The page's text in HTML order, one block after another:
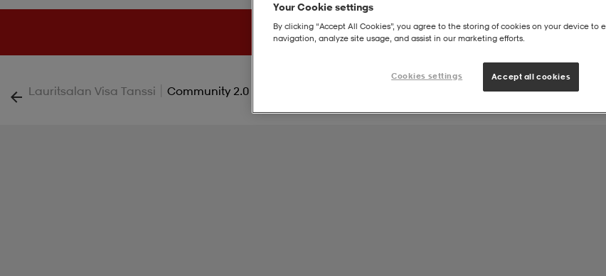
Joukkueen tuote:
Lauritsalan Visa Tanssi
Lauritsalan Visa Tanssi | Community 2.0 Fz Hood Jr
Your Cookie settings
By clicking “Accept All Cookies”, you agree to the storing of cookies on your device to
navigation, analyze site usage, and assist in our marketing efforts.
Cookies settings Accept all cookies